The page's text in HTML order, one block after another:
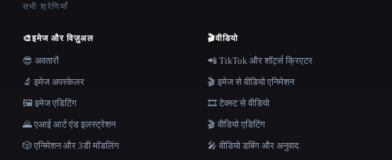
सभी श्रेणियाँ
🎨इमेज और विज़ुअल
😎 अवतारों
🔬 इमेज अपस्केलर
🖼️ इमेज एडिटिंग
🌄 एआई आर्ट एंड इलस्ट्रेशन
🎲 एनिमेशन और 3डी मॉडलिंग
🎬वीडियो
📲 TikTok और शॉर्ट्स क्रिएटर
🎬 इमेज से वीडियो एनिमेशन
🎞️ टेक्स्ट से वीडियो
🎬 वीडियो एडिटिंग
🎤 वीडियो डबिंग और अनुवाद